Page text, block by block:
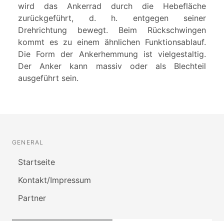
wird das Ankerrad durch die Hebefläche
zurückgeführt, d. h. entgegen seiner
Drehrichtung bewegt. Beim Rückschwingen
kommt es zu einem ähnlichen Funktionsablauf.
Die Form der Ankerhemmung ist vielgestaltig.
Der Anker kann massiv oder als Blechteil
ausgeführt sein.
GENERAL
Startseite
Kontakt/Impressum
Partner